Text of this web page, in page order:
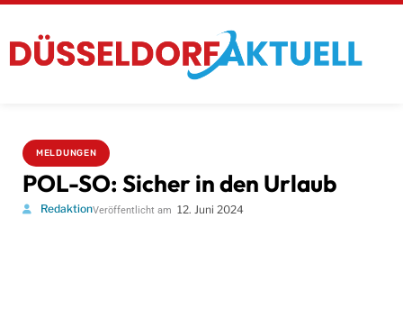
MELDUNGEN
POL-SO: Sicher in den Urlaub
RedaktionVeröffentlicht am 12. Juni 2024